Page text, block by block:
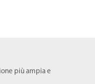
più ampia e